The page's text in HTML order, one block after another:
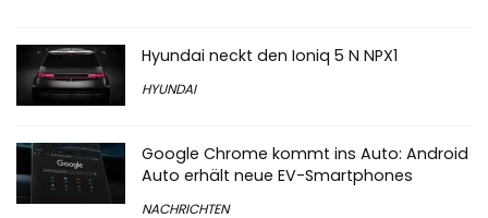
Hyundai neckt den Ioniq 5 N NPX1
Google Chrome kommt ins Auto: Android
Auto erhält neue EV-Smartphones